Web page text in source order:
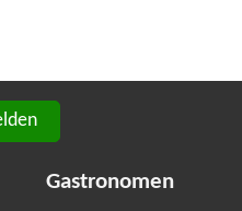
Gastronomen